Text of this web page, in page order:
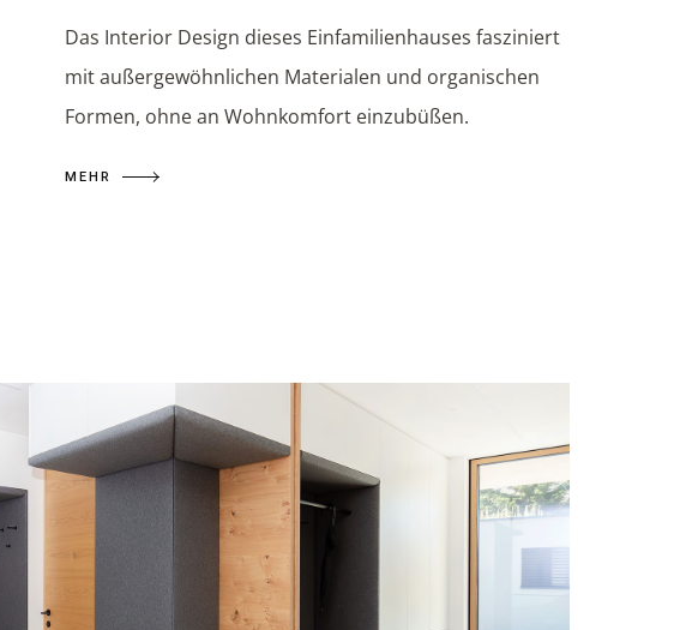
Das Interior Design dieses Einfamilienhauses fasziniert
mit außergewöhnlichen Materialen und organischen
Formen, ohne an Wohnkomfort einzubüßen.
MEHR